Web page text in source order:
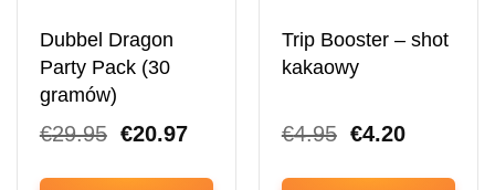
Dubbel Dragon
Party Pack (30
gramów)
€29.95 Pierwotna
wynosiła:
€20.97Obecna
wynosi:
Trip Booster – shot
kakaowy
€4.95 Pierwotna
wynosiła:
€4.20Obecna
wynosi: